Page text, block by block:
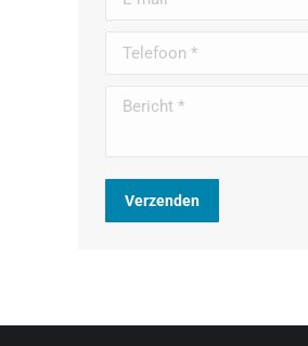
Telefoon *
Bericht *
Verzenden